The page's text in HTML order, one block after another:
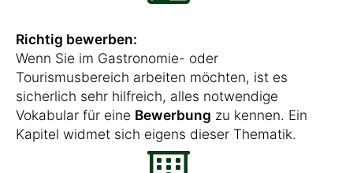
Richtig bewerben:
Wenn Sie im Gastronomie- oder
Tourismusbereich arbeiten möchten, ist es
sicherlich sehr hilfreich, alles notwendige
Vokabular für eine Bewerbung zu kennen. Ein
Kapitel widmet sich eigens dieser Thematik.